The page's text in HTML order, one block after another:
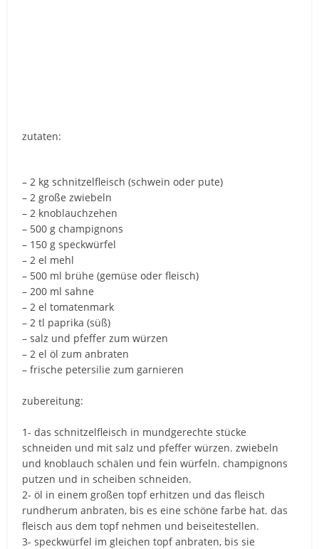
zutaten:
– 2 kg schnitzelfleisch (schwein oder pute)
– 2 große zwiebeln
– 2 knoblauchzehen
– 500 g champignons
– 150 g speckwürfel
– 2 el mehl
– 500 ml brühe (gemüse oder fleisch)
– 200 ml sahne
– 2 el tomatenmark
– 2 tl paprika (süß)
– salz und pfeffer zum würzen
– 2 el öl zum anbraten
– frische petersilie zum garnieren
zubereitung:
1- das schnitzelfleisch in mundgerechte stücke
schneiden und mit salz und pfeffer würzen. zwiebeln
und knoblauch schälen und fein würfeln. champignons
putzen und in scheiben schneiden.
2- öl in einem großen topf erhitzen und das fleisch
rundherum anbraten, bis es eine schöne farbe hat. das
fleisch aus dem topf nehmen und beiseitestellen.
3- speckwürfel im gleichen topf anbraten, bis sie